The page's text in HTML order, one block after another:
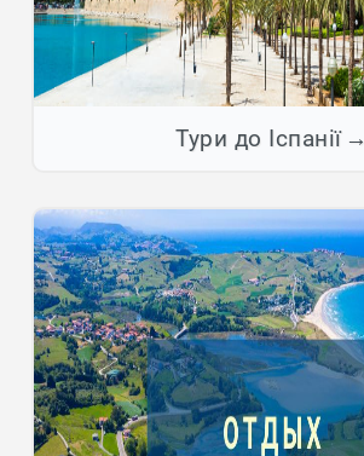
Тури до Іспанії